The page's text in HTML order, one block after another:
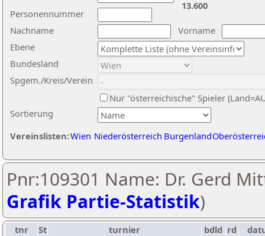
Nachname
Vorname
Ebene
Sortierung
Personennummer
Bundesland
Spgem./Kreis/Verein
Nur "österreichische" Spieler
Vereinslisten:Wien Niederösterreich Burgenland
13.600
Pnr:109301 Name: Dr. Gerd
Grafik Partie-Statistik)
tnr St turnier bdld rd